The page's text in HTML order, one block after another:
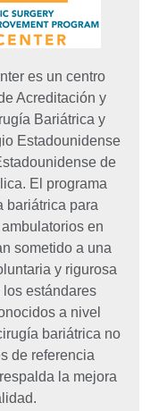
es un centro
Acreditación y
Bariátrica y
Estadounidense
de
El programa
bariátrica para
en
sometido a una
y rigurosa
estándares
a nivel
bariátrica no
de referencia
la mejora